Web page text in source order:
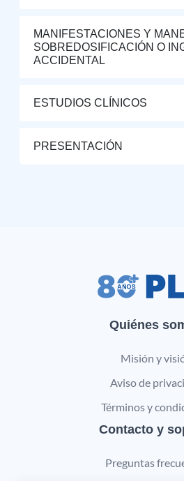
MANIFESTACIONES Y
SOBREDOSIFICACIÓN O
ACCIDENTAL
ESTUDIOS CLÍNICOS
PRESENTACIÓN
Quiénes
Misión y
Aviso de
Términos y
Contacto y
Preguntas